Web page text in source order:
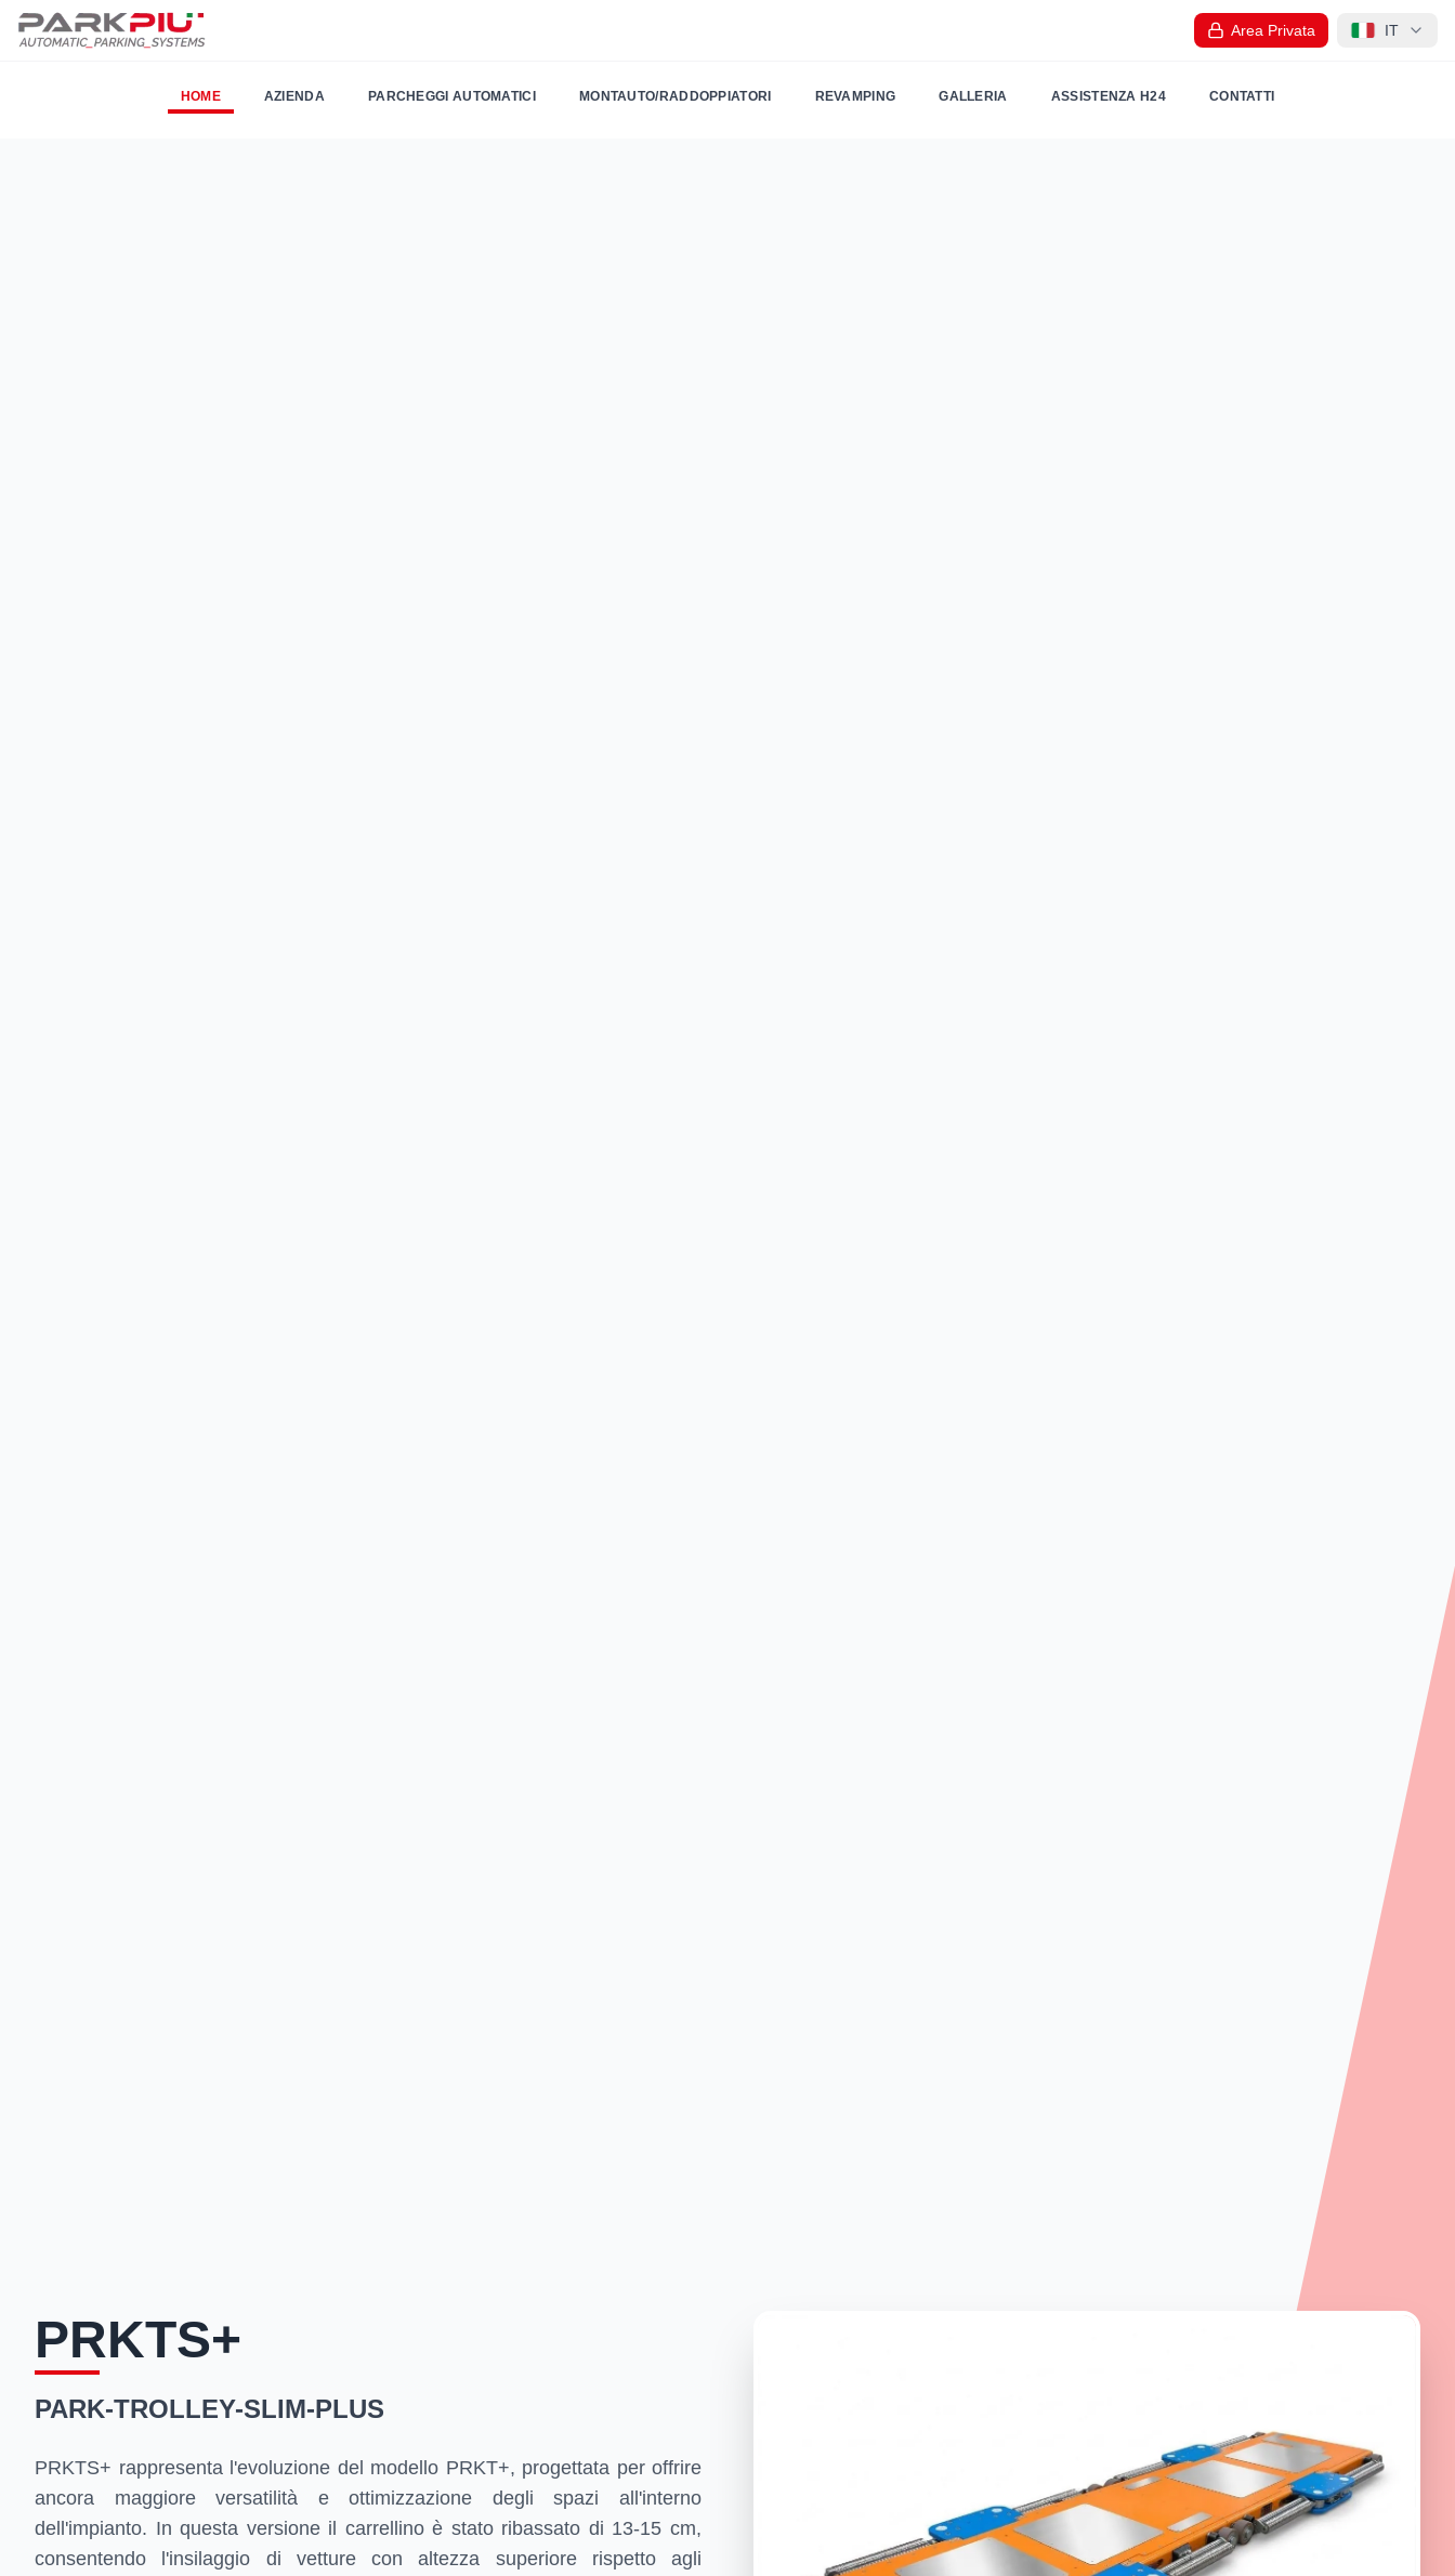
Area Privata IT
HOME AZIENDA PARCHEGGI AUTOMATICI MONTAUTO/RADDOPPIATORI REVAMPING GALLERIA ASSISTENZA H24 CONTATTI
PRKTS+
PARK-TROLLEY-SLIM-PLUS
PRKTS+ rappresenta l'evoluzione del modello PRKT+, progettata per offrire
ancora maggiore versatilità e ottimizzazione degli spazi all'interno
dell'impianto. In questa versione il carrellino è stato ribassato di 13-15 cm,
consentendo l'insilaggio di vetture con altezza superiore rispetto agli